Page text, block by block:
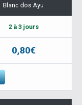
Blanc dos Ayu
2 à 3 jours
0,80€